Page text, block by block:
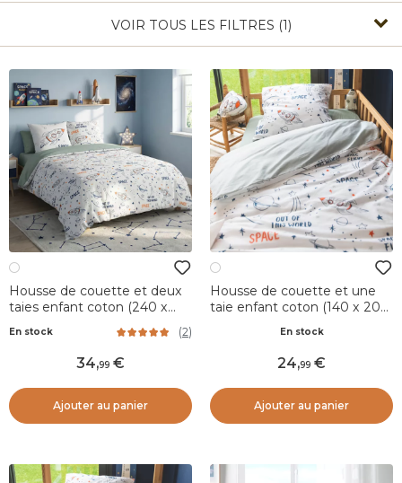
VOIR TOUS LES FILTRES (1)
Housse de couette et deux
taies enfant coton (240 x
En stock (2)
34,99
Ajouter au panier
Housse de couette et une
taie enfant coton (140 x 200
En stock
24,99
Ajouter au panier